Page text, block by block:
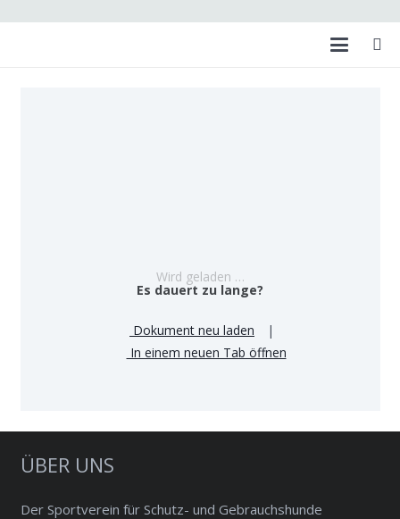
Wird geladen …
Es dauert zu lange?
Dokument neu laden
|
In einem neuen Tab öffnen
ÜBER UNS
Der Sportverein für Schutz- und Gebrauchshunde